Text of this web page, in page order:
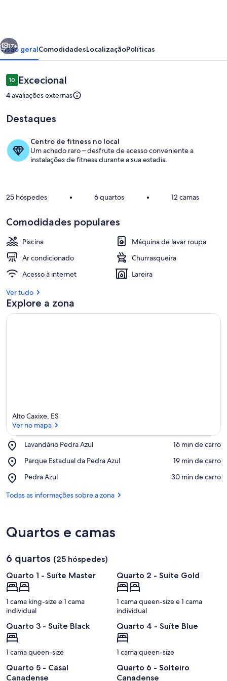
Azul!
Piscina
Seguinte
17+
Visão geralComodidadesLocalizaçãoPolíticas
Avaliações
1010 em 10
Excecional
4 avaliações externas
Destaques
Centro de fitness no local
Um achado raro – desfrute de acesso conveniente a
instalações de fitness durante a sua estadia.
25 hóspedes • 6 quartos • 12 camas
Comodidades populares
Piscina
Máquina de lavar roupa
Ar condicionado
Churrasqueira
Acesso à internet
Lareira
Ver tudo
Explore a zona
Alto Caxixe, ES
Ver no mapa
Lavandário Pedra Azul
Place,
Pedra
‪16 min de carro‬
Parque Estadual da Pedra Azul
Place,
Estadual
Pedra
‪19 min de carro‬
Pedra Azul
Place,
Azul
‪30 min de carro‬
Todas as informações sobre a zona
Quartos e camas
6 quartos (25 hóspedes)
Quarto 1 - Suíte Master
1 cama king-size e 1 cama
individual
Quarto 2 - Suíte Gold
1 cama queen-size e 1 cama
individual
Quarto 3 - Suíte Black
1 cama queen-size
Quarto 4 - Suíte Blue
1 cama queen-size
Quarto 5 - Casal
Canadense
Quarto 6 - Solteiro
Canadense